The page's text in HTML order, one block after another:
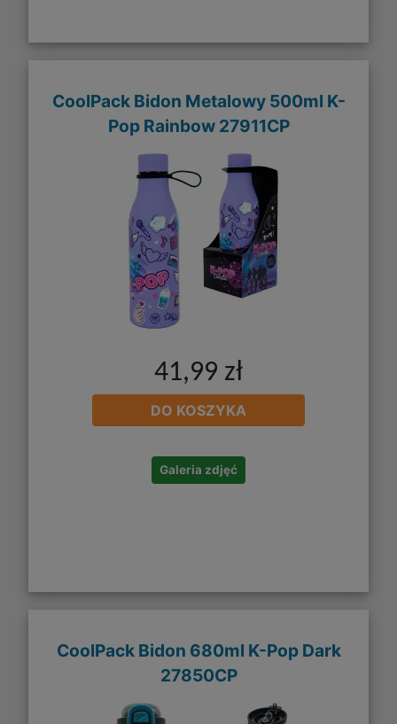
CoolPack Bidon Metalowy 500ml K-
Pop Rainbow 27911CP
41,99 zł
DO KOSZYKA
Galeria zdjęć
CoolPack Bidon 680ml K-Pop Dark
27850CP